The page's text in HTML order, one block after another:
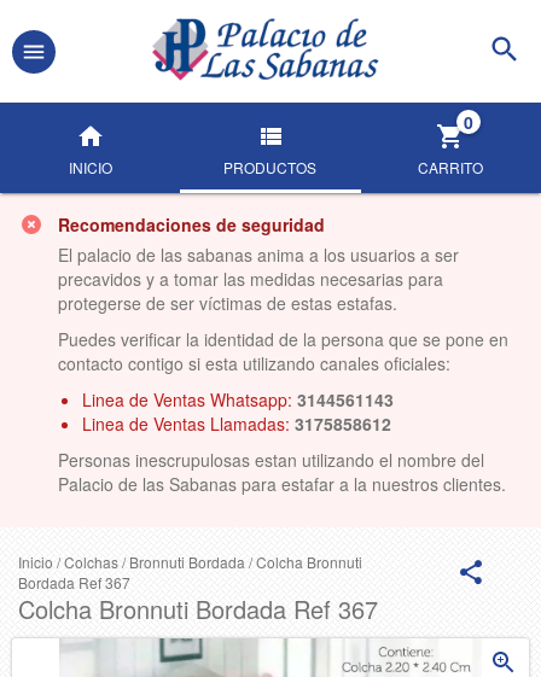
INICIO PRODUCTOS CARRITO
0
Recomendaciones de seguridad
El palacio de las sabanas anima a los usuarios a ser
precavidos y a tomar las medidas necesarias para
protegerse de ser víctimas de estas estafas.
Puedes verificar la identidad de la persona que se pone en
contacto contigo si esta utilizando canales oficiales:
Linea de Ventas Whatsapp: 3144561143
Linea de Ventas Llamadas: 3175858612
Personas inescrupulosas estan utilizando el nombre del
Palacio de las Sabanas para estafar a la nuestros clientes.
Inicio /Colchas/ Bronnuti Bordada /Colcha Bronnuti
Bordada Ref 367
Colcha Bronnuti Bordada Ref 367